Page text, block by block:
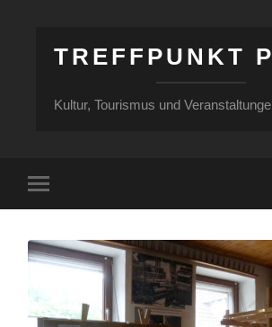
TREFFPUNKT
Kultur, Tourismus und
Menü